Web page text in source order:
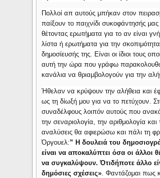
Πολλοί απ αυτούς μπήκαν στον
παίξουν το παιχνίδι συκοφάντησής μας
θέτοντας ερωτήματα για το αν είναι
λίστα ή ερωτήματα για την σκοπιμότητα
δημοσίευσής της. Είναι οι ίδιοι τους
αυτή την ώρα που γράφω
κανάλια να θριαμβολογούν για την
Ήθελαν να κρύψουν την αλήθεια και
ως τη δίωξή μου για να το πετύχουν.
συναδέλφους λοιπόν αυτούς που
την σεναριολογία, την αριθμολογία και
αναλύσεις θα αφιερώσω και πάλι τη
Όργουελ:” Η δουλειά του
είναι να αποκαλύπτει όσα οι άλλοι
να συγκαλύψουν. Ότιδήποτε άλλο
δημόσιες σχέσεις». Φαντάζομαι πως